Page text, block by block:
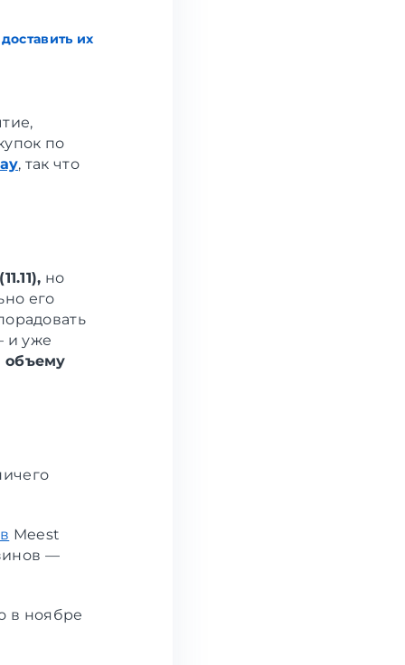
их
по
, так что
но
его
и уже
Meest
—
в ноябре